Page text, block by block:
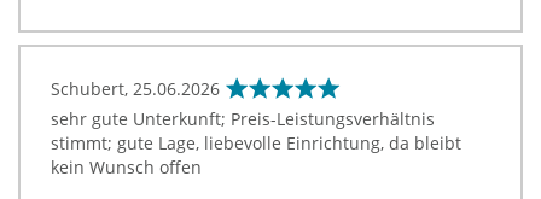
Schubert, 25.06.2026
sehr gute Unterkunft; Preis-Leistungsverhältnis
stimmt; gute Lage, liebevolle Einrichtung, da bleibt
kein Wunsch offen